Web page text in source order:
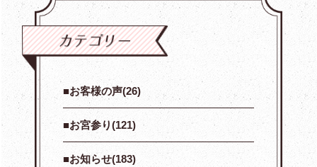
お客様の声(26)
お宮参り(121)
お知らせ(183)